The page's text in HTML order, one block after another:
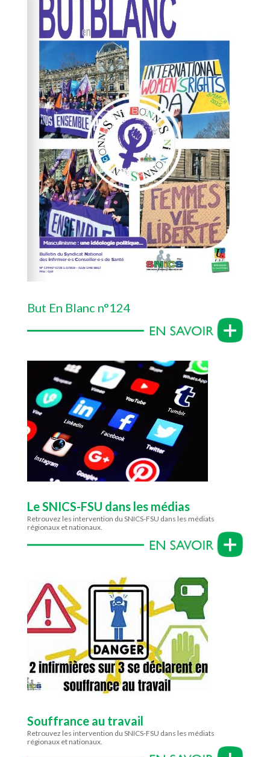
But En Blanc n°124
Le SNICS-FSU dans les médias
Retrouvez les intervention du SNICS-FSU dans les médiats
régionaux et nationaux.
Souffrance au travail
Retrouvez les intervention du SNICS-FSU dans les médiats
régionaux et nationaux.